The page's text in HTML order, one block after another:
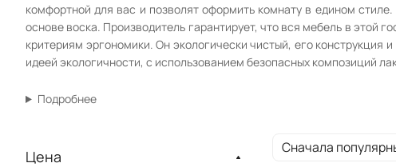
комфортной для вас и позволят оформить комнату в едином
основе воска. Производитель гарантирует, что вся мебель в этой
критериям эргономики. Он экологически чистый, его
идеей экологичности, с использованием безопасных композиций
Подробнее
Сначала
Цена